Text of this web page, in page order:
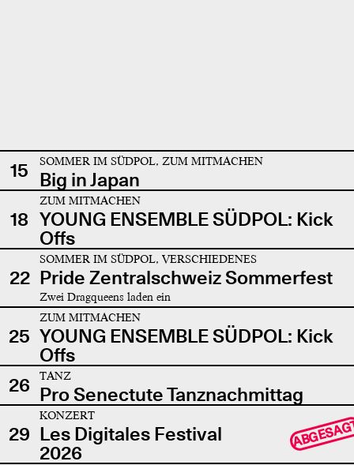
15 SOMMER IM SÜDPOL, ZUM MITMACHEN
Big in Japan
18
ZUM MITMACHEN
YOUNG ENSEMBLE SÜDPOL: Kick
Offs
22
SOMMER IM SÜDPOL, VERSCHIEDENES
Pride Zentralschweiz Sommerfest
Zwei Dragqueens laden ein
25
ZUM MITMACHEN
YOUNG ENSEMBLE SÜDPOL: Kick
Offs
26
TANZ
Pro Senectute Tanznachmittag
29
KONZERT
Les Digitales Festival
2026